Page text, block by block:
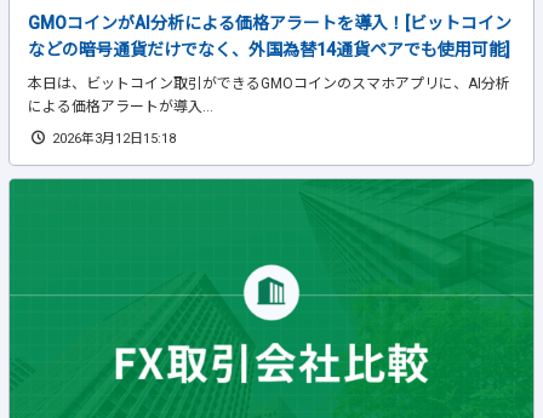
GMOコインがAI分析による価格アラートを導入！[ビットコイン
などの暗号通貨だけでなく、外国為替14通貨ペアでも使用可能]
本日は、ビットコイン取引ができるGMOコインのスマホアプリに、AI分析
による価格アラートが導入...
2026年3月12日15:18